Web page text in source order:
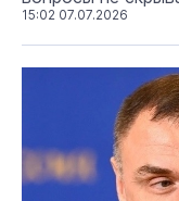
отметилЮрий
15:02 07.07.2026